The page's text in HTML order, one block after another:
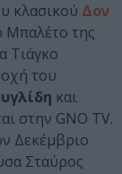
κλασικού Δον
Μπαλέτο της
Τιάγκο
του
και
στην GNO TV.
Δεκέμβριο
Σταύρος